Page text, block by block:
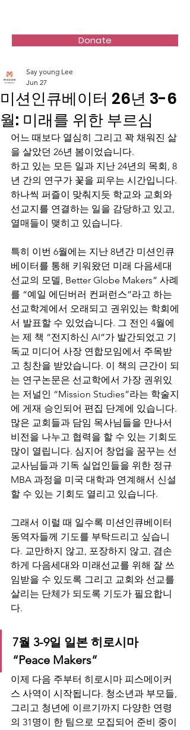
Donate
미션인큐베이터 26년 3-6
월: 미래를 위한 부르심
Say young Lee
Jun 27
어느 때보다 열심히 그리고 꽉 채워진 삶
을 살았던 26년 봄이었습니다.
하고 있는 모든 일과 지난 24년의 목회, 8
년 간의 연구가 꽃을 피우는 시간입니다.
하나씩 퍼즐이 맞춰지듯 학교와 교회와
선교지를 연결하는 일을 감당하고 있고,
열매들이 맺히고 있습니다.
특히 이번 6월에는 지난 8년간 미션인큐
베이터를 통해 키워왔던 미래 다음세대
선교의 모델, Better Globe Makers” 사례
를 “예일 에딘버러 컨퍼런스”라고 하는
선교학계에서 오래되고 권위있는 학회에
서 발표할 수 있었습니다. 그 전인 4월에
는 제 책 “전지하신 AI”가 발간되었고 기
독교 미디어 사장 연합모임에서 주목받
고 칭찬을 받았습니다. 이 책의 근간이 되
는 연구논문은 선교학에서 가장 권위있
는 저널인 “Mission Studies”라는 학술지
에 게재 승인되어 편집 단계에 있습니다.
많은 교회들과 담임 목사님들을 만나서
비전을 나누고 협력을 할 수 있는 기회도
많이 열립니다. 심지어 창업을 꿈꾸는 선
교사님들과 기독 실업인들을 위한 정규
MBA 과정을 미국 대학과 연계해서 신설
할 수 있는 기회도 열리고 있습니다.
그래서 이럴 때 일수록 미션인큐베이터
동역자들께 기도를 부탁드리고 싶습니
다. 교만하지 않고, 포장하지 않고, 겸손
하게 다음세대와 미래선교를 위해 잘 쓰
임받을 수 있도록 그리고 교회와 선교를
살리는 단체가 되도록 기도가 필요합니
다.
7월 3-9일 일본 히로시마
“Peace Makers”
이제 다음 주부터 히로시마 피스메이커
스 사역이 시작됩니다. 청소년과 부모들,
그리고 청년에 이르기까지 다양한 연령
의 31명이 한 팀으로 모집되어 준비 중이